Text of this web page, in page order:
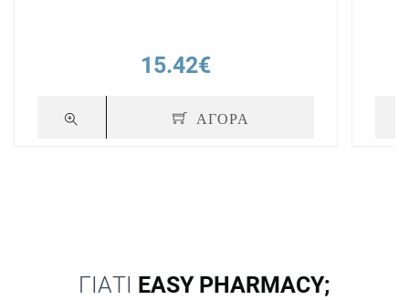
15.42€
ΑΓΟΡΑ
ΓΙΑΤΙ EASY PHARMACY;